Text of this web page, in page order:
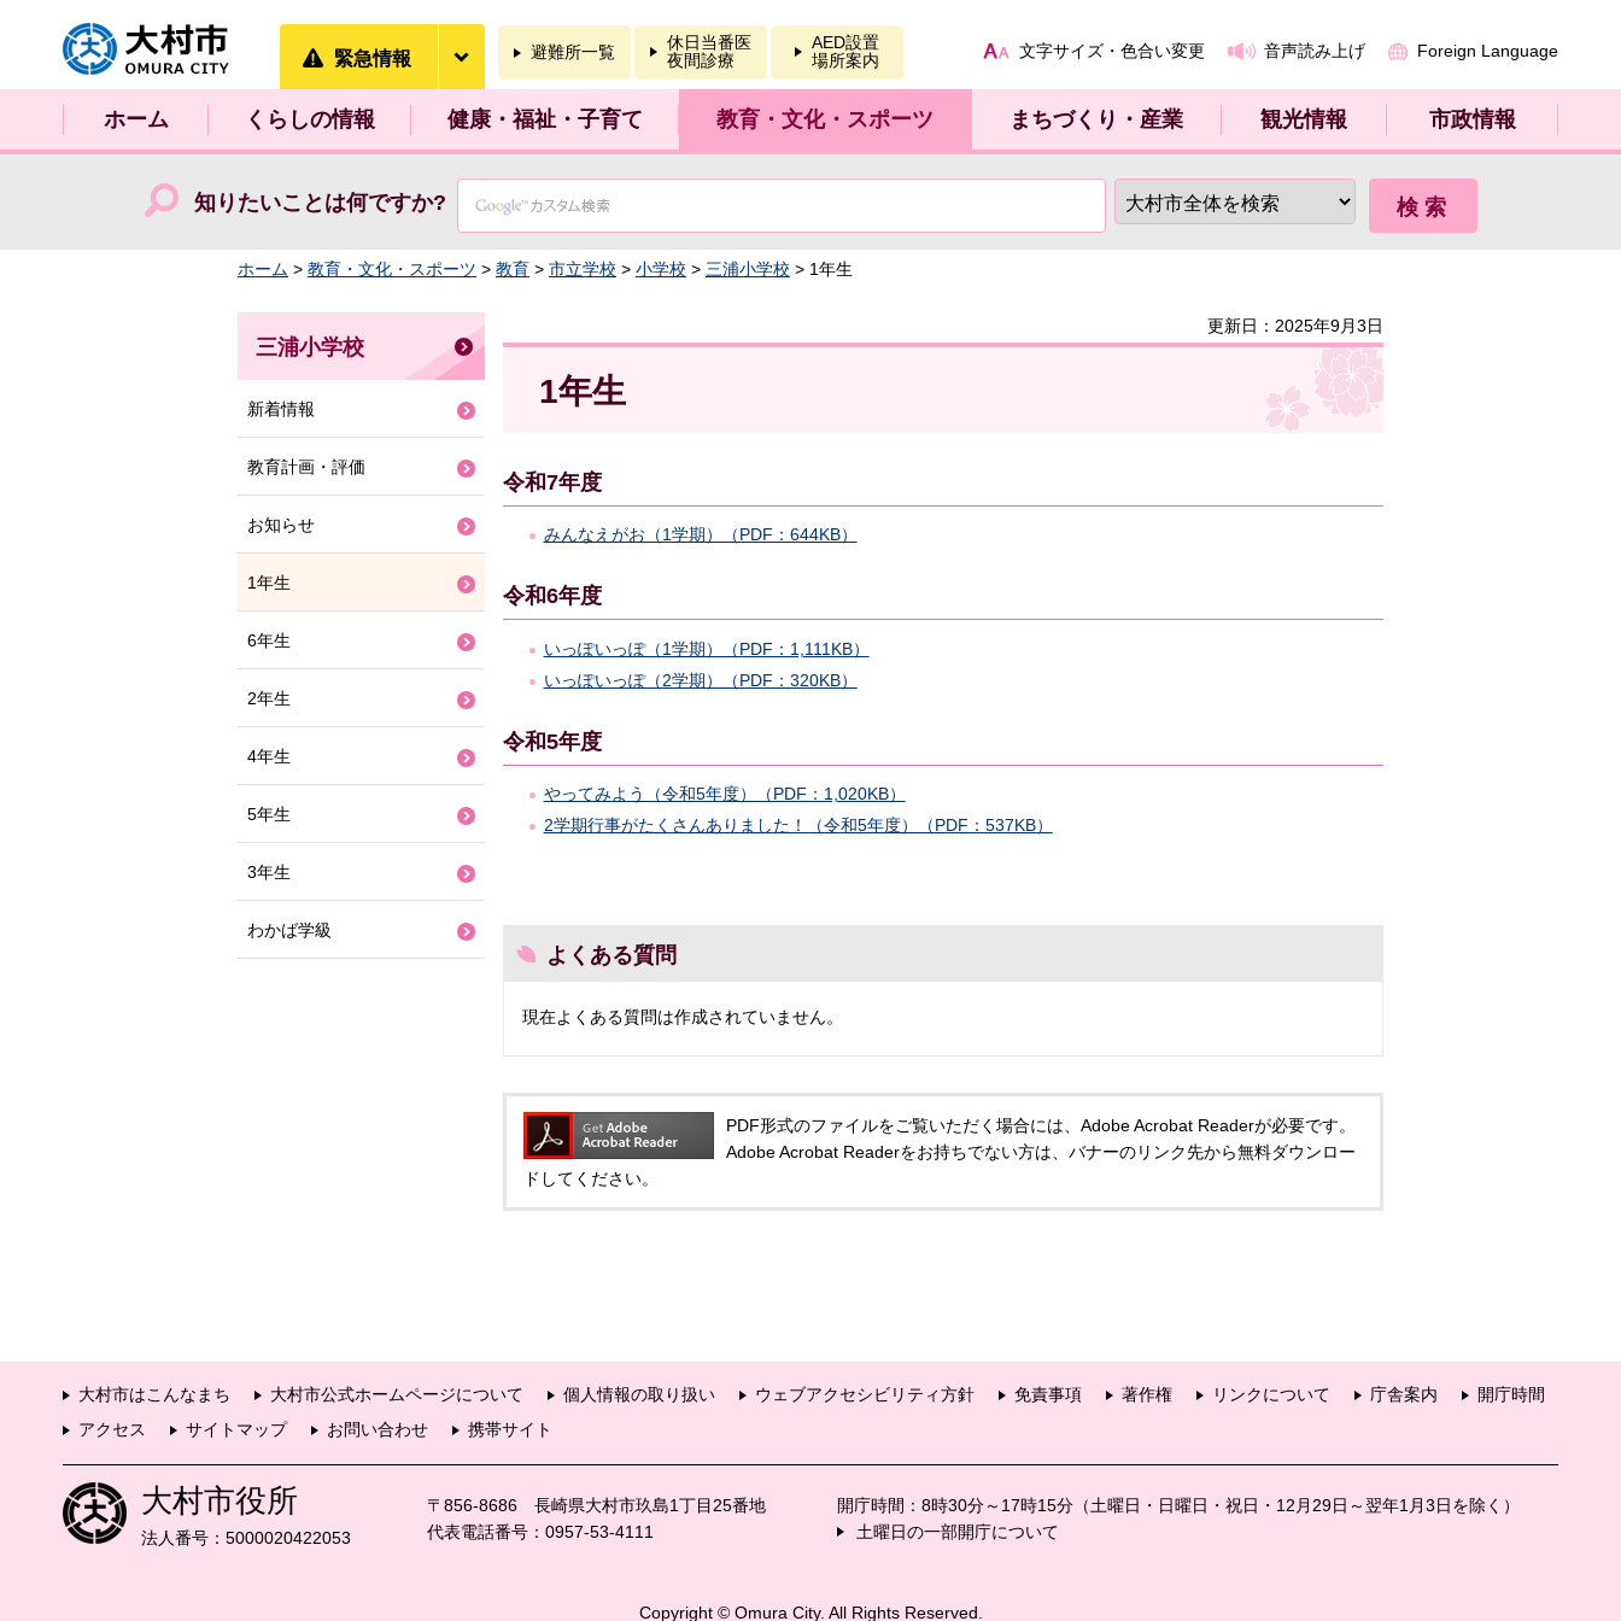
大村市
緊急情報 避難所一覧
休日当番医
夜間診療
AED設置
場所案内
文字サイズ・色合い変更 音声読み上げ Foreign Language
ホーム くらしの情報 健康・福祉・子育て 教育・文化・スポーツ まちづくり・産業 観光情報 市政情報
知りたいことは何ですか?
ホーム > 教育・文化・スポーツ > 教育 > 市立学校 > 小学校 > 三浦小学校 > 1年生
更新日：2025年9月3日
1年生
令和7年度
みんなえがお（1学期）（PDF：644KB）
令和6年度
いっぽいっぽ（1学期）（PDF：1,111KB）
いっぽいっぽ（2学期）（PDF：320KB）
令和5年度
やってみよう（令和5年度）（PDF：1,020KB）
2学期行事がたくさんありました！（令和5年度）（PDF：537KB）
よくある質問
現在よくある質問は作成されていません。
PDF形式のファイルをご覧いただく場合には、Adobe Acrobat Readerが必要です。
Adobe Acrobat Readerをお持ちでない方は、バナーのリンク先から無料ダウンロー
ドしてください。
三浦小学校
新着情報
教育計画・評価
お知らせ
1年生
6年生
2年生
4年生
5年生
3年生
わかば学級
大村市はこんなまち 大村市公式ホームページについて 個人情報の取り扱い ウェブアクセシビリティ方針 免責事項 著作権 リンクについて 庁舎案内
開庁時間
アクセス
サイトマップ お問い合わせ 携帯サイト
大村市役所
法人番号：5000020422053
〒856-8686 長崎県大村市玖島1丁目25番地
代表電話番号：0957-53-4111
開庁時間：8時30分～17時15分（土曜日・日曜日・祝日・12月29日～翌年1月3日を除く）
土曜日の一部開庁について
Copyright © Omura City. All Rights Reserved.